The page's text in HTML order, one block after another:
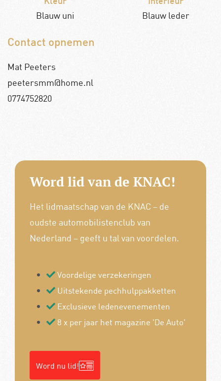
Blauw uni Blauw leder
Contact opnemen
Mat Peeters
peetersmm@home.nl
0774752820
Word lid van de KNAC!
Het lidmaatschap van de KNAC – de
oudste automobilistenclub van
Nederland – geeft u tal van voordelen.
Voordelige verzekeringen
Uitstekende pechhulppakketten
Exclusieve ledenevenementen
8 x per jaar het magazine 'De Auto'
Word nu lid!